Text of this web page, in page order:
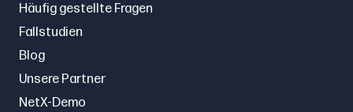
Häufig gestellte Fragen
Fallstudien
Blog
Unsere Partner
NetX-Demo